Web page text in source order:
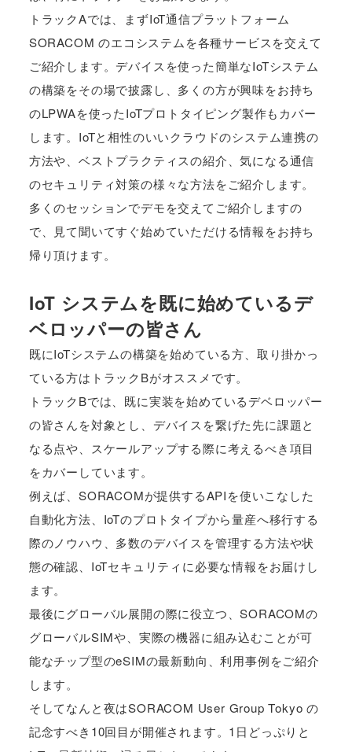
トラックAでは、まずIoT通信プラットフォーム
SORACOM のエコシステムを各種サービスを交えて
ご紹介します。デバイスを使った簡単なIoTシステム
の構築をその場で披露し、多くの方が興味をお持ち
のLPWAを使ったIoTプロトタイピング製作もカバー
します。IoTと相性のいいクラウドのシステム連携の
方法や、ベストプラクティスの紹介、気になる通信
のセキュリティ対策の様々な方法をご紹介します。
多くのセッションでデモを交えてご紹介しますの
で、見て聞いてすぐ始めていただける情報をお持ち
帰り頂けます。
IoT システムを既に始めているデ
ベロッパーの皆さん
既にIoTシステムの構築を始めている方、取り掛かっ
ている方はトラックBがオススメです。
トラックBでは、既に実装を始めているデベロッパー
の皆さんを対象とし、デバイスを繋げた先に課題と
なる点や、スケールアップする際に考えるべき項目
をカバーしています。
例えば、SORACOMが提供するAPIを使いこなした
自動化方法、IoTのプロトタイプから量産へ移行する
際のノウハウ、多数のデバイスを管理する方法や状
態の確認、IoTセキュリティに必要な情報をお届けし
ます。
最後にグローバル展開の際に役立つ、SORACOMの
グローバルSIMや、実際の機器に組み込むことが可
能なチップ型のeSIMの最新動向、利用事例をご紹介
します。
そしてなんと夜はSORACOM User Group Tokyo の
記念すべき10回目が開催されます。1日どっぷりと